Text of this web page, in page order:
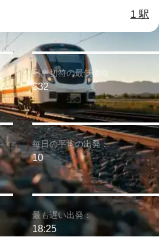
1 駅
列車切符の最低価格：
$32
毎日の平均の出発：
10
最も遅い出発：
18:25